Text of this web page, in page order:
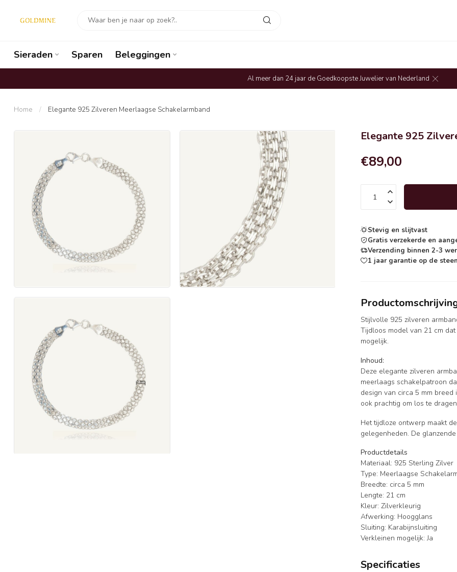
Sieraden Sparen Beleggingen
Al meer dan 24 jaar de Goedkoopste Juwelier van Nederland
Home / Elegante 925 Zilveren Meerlaagse Schakelarmband
Elegante 925
€89,00
Stevig en slijtvast
Gratis verzekerde en
Verzending binnen 2-3
1 jaar garantie op de
Stijlvolle 925 zilveren
Tijdloos model van 21 cm
mogelijk.
Inhoud:
Deze elegante zilveren
meerlaags schakelpatroon
design van circa 5 mm
ook prachtig om los te
Het tijdloze ontwerp maakt
gelegenheden. De
Productdetails
Materiaal: 925 Sterling Zilver
Type: Meerlaagse
Breedte: circa 5 mm
Lengte: 21 cm
Kleur: Zilverkleurig
Afwerking: Hoogglans
Sluiting: Karabijnsluiting
Verkleinen mogelijk: Ja
Specificaties